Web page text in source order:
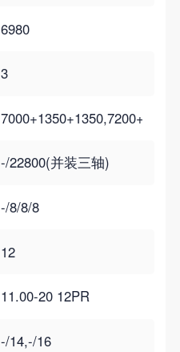
6980
3
-/22800(并装三轴)
-/8/8/8
12
11.00-20 12PR
-/14,-/16